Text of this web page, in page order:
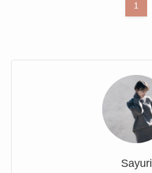
1
Sayuri